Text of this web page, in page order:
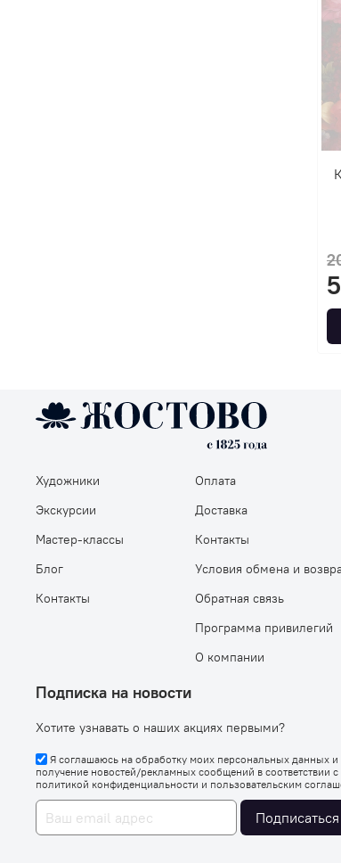
Художники
Экскурсии
Мастер-классы
Блог
Контакты
Оплата
Доставка
Контакты
Условия обмена и
Обратная связь
Программа привилегий
О компании
Подписка на новости
Хотите узнавать о наших акциях первыми?
Я соглашаюсь на обработку моих персональных данных и
получение новостей/рекламных сообщений в соответствии с
политикой конфиденциальности и пользовательским
Подписаться